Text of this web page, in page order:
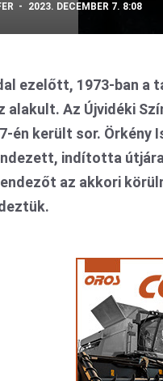
2023. DECEMBER 7. 8:08
ezelőtt, 1973-ban a
alakult. Az Újvidéki
én került sor. Örkény
indította
az akkori